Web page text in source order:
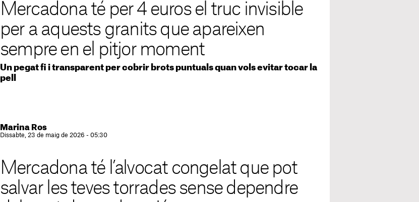
Mercadona té per 4 euros el truc invisible
per a aquests granits que apareixen
sempre en el pitjor moment
Un pegat fi i transparent per cobrir brots puntuals quan vols evitar tocar la
pell
Marina Ros
Dissabte, 23 de maig de 2026 - 05:30
Mercadona té l’alvocat congelat que pot
salvar les teves torrades sense dependre